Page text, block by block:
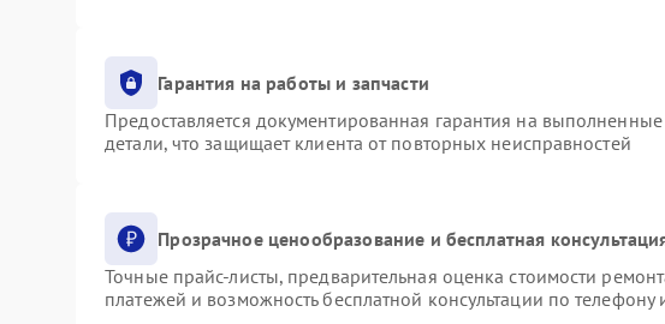
Гарантия на работы и запчасти
Предоставляется документированная гарантия на
детали, что защищает клиента от повторных неисправностей
Прозрачное ценообразование и бесплатная
Точные прайс-листы, предварительная оценка стоимости
платежей и возможность бесплатной консультации по телефону